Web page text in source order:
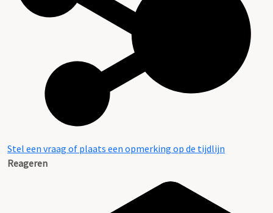
Stel een vraag of plaats een opmerking op de tijdlijn
Reageren